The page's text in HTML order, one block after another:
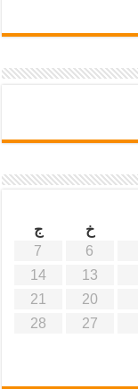
خ
ج
6
7
13
14
20
21
27
28